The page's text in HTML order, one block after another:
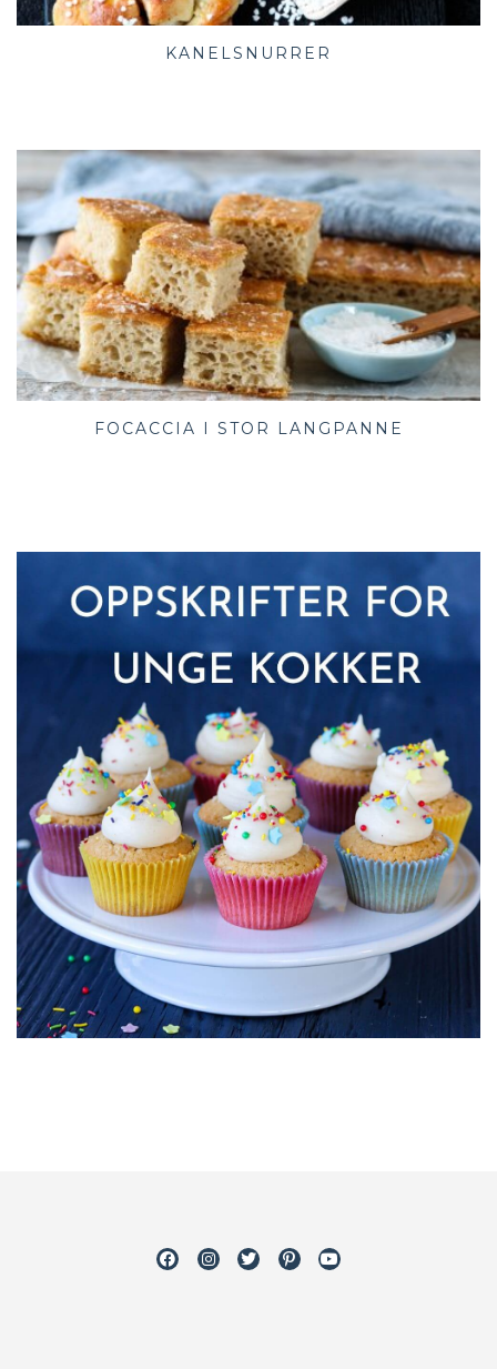
KANELSNURRER
FOCACCIA I STOR LANGPANNE
FacebookInstagram
TwitterPinterestYoutube